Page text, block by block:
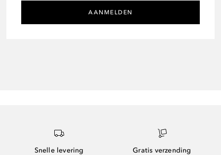
AANMELDEN
Snelle levering Gratis verzending